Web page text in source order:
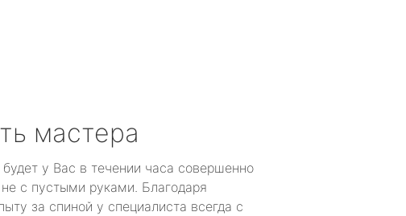
мастера
у Вас в течении часа совершенно
с пустыми руками. Благодаря
за спиной у специалиста всегда с